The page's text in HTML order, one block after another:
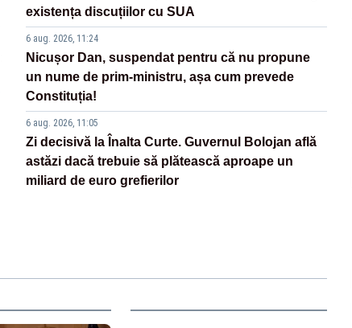
existența discuțiilor cu SUA
6 aug. 2026, 11:24
Nicușor Dan, suspendat pentru că nu propune
un nume de prim-ministru, așa cum prevede
Constituția!
6 aug. 2026, 11:05
Zi decisivă la Înalta Curte. Guvernul Bolojan află
astăzi dacă trebuie să plătească aproape un
miliard de euro grefierilor